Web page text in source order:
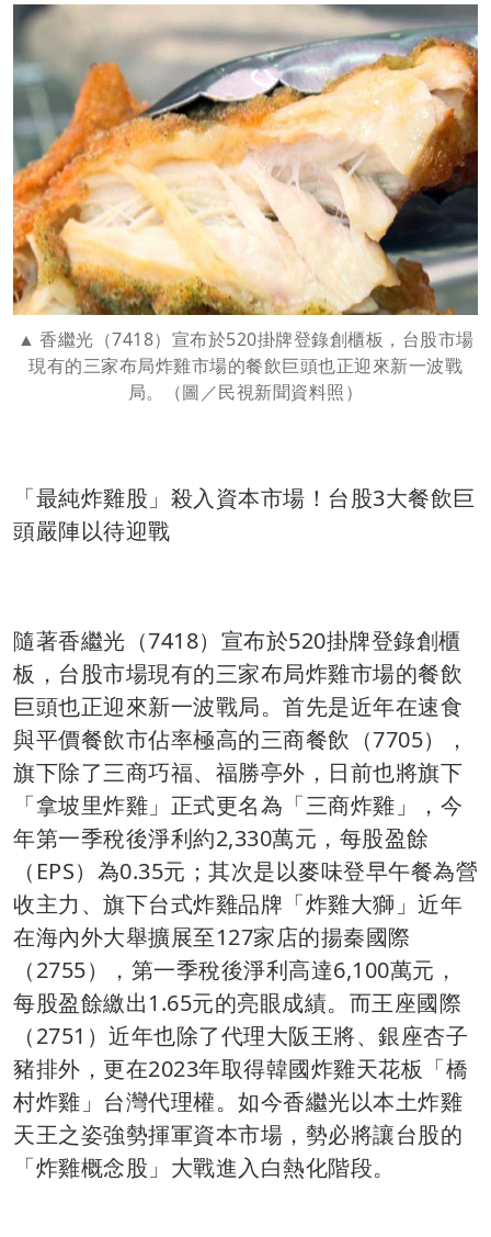
香繼光（7418）宣布於520掛牌登錄創櫃板，台股市場
現有的三家布局炸雞市場的餐飲巨頭也正迎來新一波戰
局。（圖／民視新聞資料照）
「最純炸雞股」殺入資本市場！台股3大餐飲巨
頭嚴陣以待迎戰
隨著香繼光（7418）宣布於520掛牌登錄創櫃
板，台股市場現有的三家布局炸雞市場的餐飲
巨頭也正迎來新一波戰局。首先是近年在速食
與平價餐飲市佔率極高的三商餐飲（7705），
旗下除了三商巧福、福勝亭外，日前也將旗下
「拿坡里炸雞」正式更名為「三商炸雞」，今
年第一季稅後淨利約2,330萬元，每股盈餘
（EPS）為0.35元；其次是以麥味登早午餐為營
收主力、旗下台式炸雞品牌「炸雞大獅」近年
在海內外大舉擴展至127家店的揚秦國際
（2755），第一季稅後淨利高達6,100萬元，
每股盈餘繳出1.65元的亮眼成績。而王座國際
（2751）近年也除了代理大阪王將、銀座杏子
豬排外，更在2023年取得韓國炸雞天花板「橋
村炸雞」台灣代理權。如今香繼光以本土炸雞
天王之姿強勢揮軍資本市場，勢必將讓台股的
「炸雞概念股」大戰進入白熱化階段。